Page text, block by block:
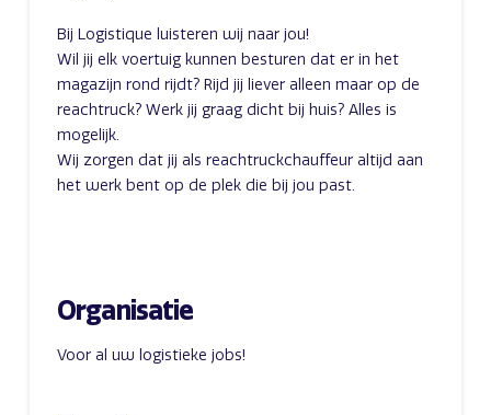
Bij Logistique luisteren wij naar jou!
Wil jij elk voertuig kunnen besturen dat er in het
magazijn rond rijdt? Rijd jij liever alleen maar op de
reachtruck? Werk jij graag dicht bij huis? Alles is
mogelijk.
Wij zorgen dat jij als reachtruckchauffeur altijd aan
het werk bent op de plek die bij jou past.
Organisatie
Voor al uw logistieke jobs!